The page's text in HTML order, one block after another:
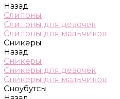
Назад
Слипоны
Слипоны для девочек
Слипоны для мальчиков
Сникеры
Назад
Сникеры
Сникеры для девочек
Сникеры для мальчиков
Сноубутсы